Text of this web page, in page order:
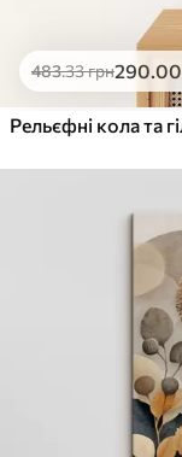
483.33грн290.00